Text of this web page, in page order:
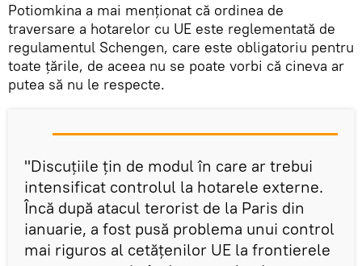
Potiomkina a mai menţionat că ordinea de
traversare a hotarelor cu UE este reglementată de
regulamentul Schengen, care este obligatoriu pentru
toate țările, de aceea nu se poate vorbi că cineva ar
putea să nu le respecte.
"Discuțiile ţin de modul în care ar trebui
intensificat controlul la hotarele externe.
Încă după atacul terorist de la Paris din
ianuarie, a fost pusă problema unui control
mai riguros al cetățenilor UE la frontierele